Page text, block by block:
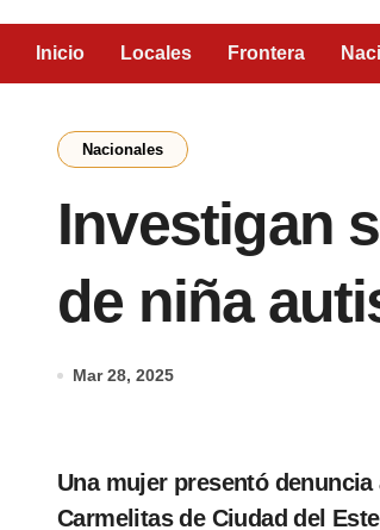
Inicio Locales Frontera
Nacionales
Investigan
de niña
Mar 28, 2025
Una mujer presentó denuncia ayer miércoles, ante la Comisaría 23 del barrio Las
Carmelitas de Ciudad del